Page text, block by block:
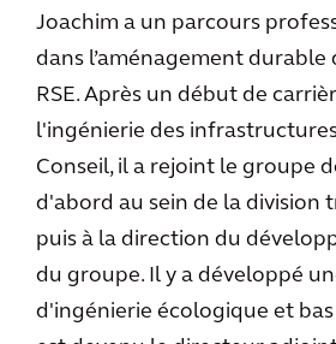
Joachim a un parcours
dans l’aménagement
RSE. Après un début de
l'ingénierie des
Conseil, il a rejoint le groupe
d'abord au sein de la division
puis à la direction du
du groupe. Il y a développé
d'ingénierie écologique et